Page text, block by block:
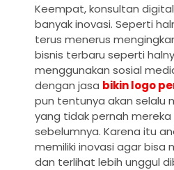
Keempat, konsultan
banyak inovasi. Seperti
terus menerus
bisnis terbaru seperti
menggunakan sosial
dengan jasa bikin logo
pun tentunya akan selalu
yang tidak pernah mereka
sebelumnya. Karena itu
memiliki inovasi agar bisa
dan terlihat lebih unggul